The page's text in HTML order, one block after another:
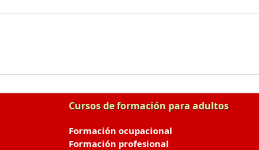
Cursos de formación para adultos
Formación ocupacional
Formación profesional